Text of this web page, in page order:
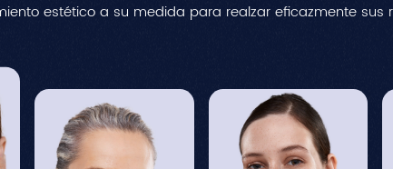
estético a su medida para realzar eficazmente sus